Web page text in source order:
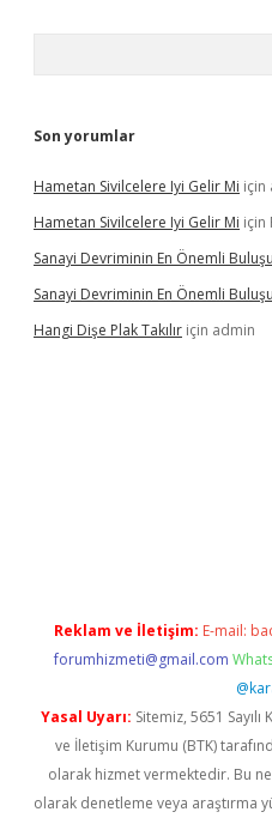
Son yorumlar
Hametan Sivilcelere Iyi Gelir Mi için
Hametan Sivilcelere Iyi Gelir Mi için
Sanayi Devriminin En Önemli
Sanayi Devriminin En Önemli
Hangi Dişe Plak Takılır için admin
Reklam ve İletişim: E-mail:
forumhizmeti@gmail.com
Yasal Uyarı: Sitemiz, 5651
ve İletişim Kurumu (BTK)
olarak hizmet vermektedir. Bu
olarak denetleme veya araştırma